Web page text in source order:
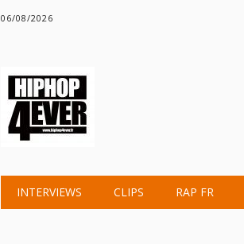
06/08/2026
Main menu
INTERVIEWS CLIPS RAP FR